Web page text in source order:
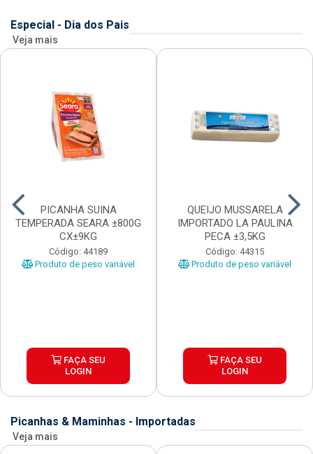
Especial - Dia dos Pais
Veja mais
PICANHA SUINA
TEMPERADA SEARA ±800G
CX±9KG
Código: 44189
Produto de peso variável
FAÇA SEU
LOGIN
QUEIJO MUSSARELA
IMPORTADO LA PAULINA
PECA ±3,5KG
Código: 44315
Produto de peso variável
FAÇA SEU
LOGIN
Picanhas & Maminhas - Importadas
Veja mais